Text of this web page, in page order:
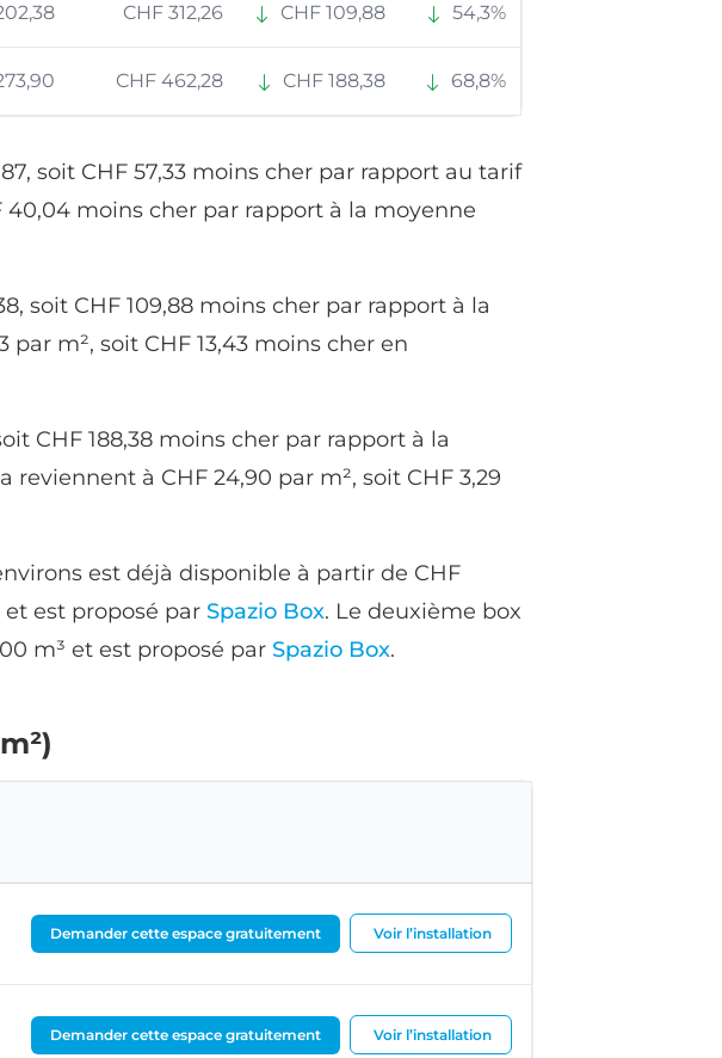
CHF 312,26 CHF 109,88 54,3%
CHF 462,28 CHF 188,38 68,8%
soit CHF 57,33 moins cher par rapport au tarif
40,04 moins cher par rapport à la moyenne
soit CHF 109,88 moins cher par rapport à la
par m², soit CHF 13,43 moins cher en
CHF 188,38 moins cher par rapport à la
à CHF 24,90 par m², soit CHF 3,29
est déjà disponible à partir de CHF
et est proposé par Spazio Box. Le deuxième box
m³ et est proposé par Spazio Box.
Demander cette espace gratuitement Voir l’installation
Demander cette espace gratuitement Voir l’installation